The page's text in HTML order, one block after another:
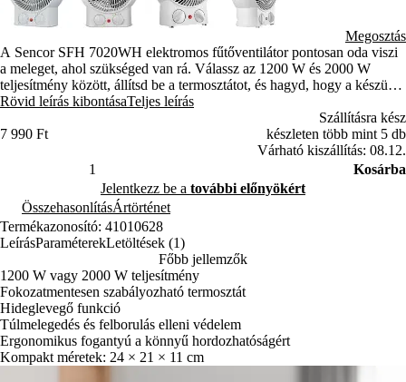
Megosztás
A Sencor SFH 7020WH elektromos fűtőventilátor pontosan oda viszi
a meleget, ahol szükséged van rá. Válassz az 1200 W és 2000 W
teljesítmény között, állítsd be a termosztátot, és hagyd, hogy a készülék
dolgozzon. Nyáron klasszikus, hideg levegőt fújó ventilátorként is
Rövid leírás kibontásaTeljes leírás
7 990 Ft
Szállításra kész
készleten több mint 5 db
Várható kiszállítás: 08.12.
Kosárba
Jelentkezz be a további előnyökért
ÖsszehasonlításÁrtörténet
Termékazonosító: 41010628
LeírásParaméterekLetöltések (1)
Főbb jellemzők
1200 W vagy 2000 W teljesítmény
Fokozatmentesen szabályozható termosztát
Hideglevegő funkció
Túlmelegedés és felborulás elleni védelem
Ergonomikus fogantyú a könnyű hordozhatóságért
Kompakt méretek: 24 × 21 × 11 cm